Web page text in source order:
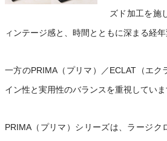
ズド加工を施
ィンテージ感と、時間とともに深まる経年
一方のPRIMA（プリマ）／ECLAT（エク
イン性と実用性のバランスを重視していま
PRIMA（プリマ）シリーズは、ラージク